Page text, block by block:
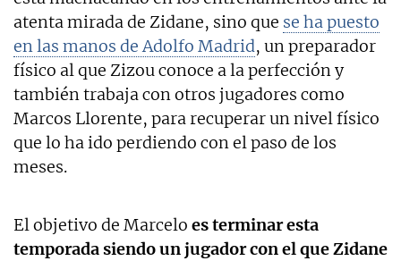
atenta mirada de Zidane, sino que se ha puesto
en las manos de Adolfo Madrid, un preparador
físico al que Zizou conoce a la perfección y
también trabaja con otros jugadores como
Marcos Llorente, para recuperar un nivel físico
que lo ha ido perdiendo con el paso de los
meses.
El objetivo de Marcelo es terminar esta
temporada siendo un jugador con el que Zidane